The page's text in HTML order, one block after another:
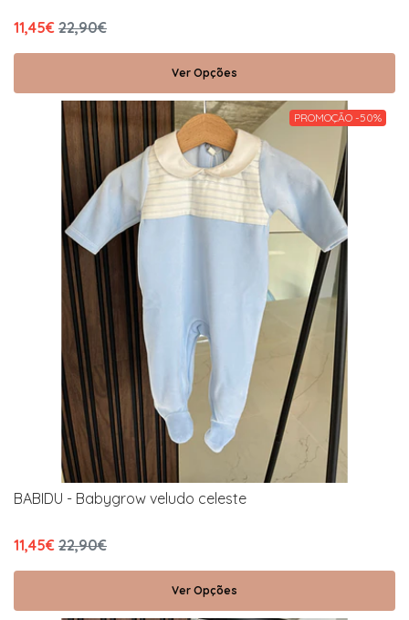
11,45€ 22,90€
Ver Opções
PROMOÇÃO -50%
BABIDU - Babygrow veludo celeste
11,45€ 22,90€
Ver Opções